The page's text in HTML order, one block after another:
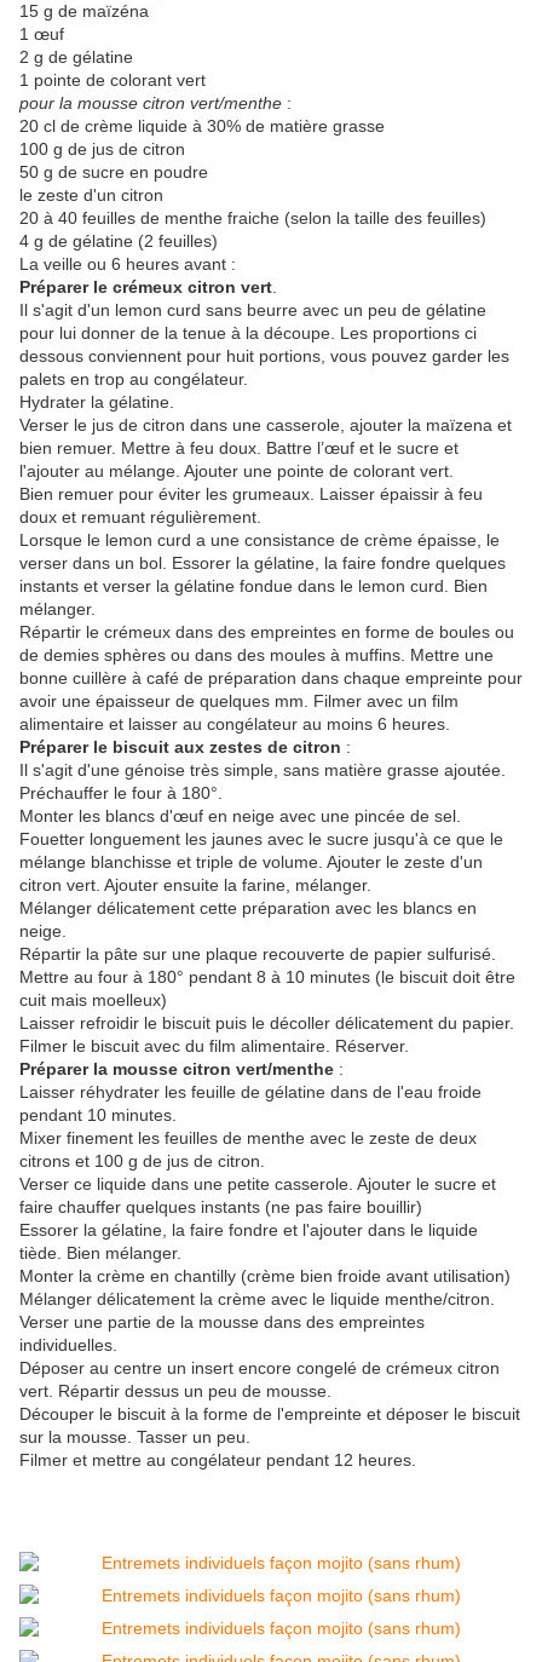
15 g de maïzéna
1 œuf
2 g de gélatine
1 pointe de colorant vert
pour la mousse citron vert/menthe :
20 cl de crème liquide à 30% de matière grasse
100 g de jus de citron
50 g de sucre en poudre
le zeste d'un citron
20 à 40 feuilles de menthe fraiche (selon la taille des feuilles)
4 g de gélatine (2 feuilles)
La veille ou 6 heures avant :
Préparer le crémeux citron vert
Il s'agit d'un lemon curd sans beurre avec un peu de gélatine
pour lui donner de la tenue à la découpe. Les proportions ci
dessous conviennent pour huit portions, vous pouvez garder les
palets en trop au congélateur.
Hydrater la gélatine.
Verser le jus de citron dans une casserole, ajouter la maïzena et
bien remuer. Mettre à feu doux. Battre l’œuf et le sucre et
l'ajouter au mélange. Ajouter une pointe de colorant vert.
Bien remuer pour éviter les grumeaux. Laisser épaissir à feu
doux et remuant régulièrement.
Lorsque le lemon curd a une consistance de crème épaisse, le
verser dans un bol. Essorer la gélatine, la faire fondre quelques
instants et verser la gélatine fondue dans le lemon curd. Bien
mélanger.
Répartir le crémeux dans des empreintes en forme de boules ou
de demies sphères ou dans des moules à muffins. Mettre une
bonne cuillère à café de préparation dans chaque empreinte pour
avoir une épaisseur de quelques mm. Filmer avec un film
alimentaire et laisser au congélateur au moins 6 heures.
Préparer le biscuit aux zestes de citron :
Il s'agit d'une génoise très simple, sans matière grasse ajoutée.
Préchauffer le four à 180°.
Monter les blancs d'œuf en neige avec une pincée de sel.
Fouetter longuement les jaunes avec le sucre jusqu'à ce que le
mélange blanchisse et triple de volume. Ajouter le zeste d'un
citron vert. Ajouter ensuite la farine, mélanger.
Mélanger délicatement cette préparation avec les blancs en
neige.
Répartir la pâte sur une plaque recouverte de papier sulfurisé.
Mettre au four à 180° pendant 8 à 10 minutes (le biscuit doit être
cuit mais moelleux)
Laisser refroidir le biscuit puis le décoller délicatement du papier.
Filmer le biscuit avec du film alimentaire. Réserver.
Préparer la mousse citron vert/menthe :
Laisser réhydrater les feuille de gélatine dans de l'eau froide
pendant 10 minutes.
Mixer finement les feuilles de menthe avec le zeste de deux
citrons et 100 g de jus de citron.
Verser ce liquide dans une petite casserole. Ajouter le sucre et
faire chauffer quelques instants (ne pas faire bouillir)
Essorer la gélatine, la faire fondre et l'ajouter dans le liquide
tiède. Bien mélanger.
Monter la crème en chantilly (crème bien froide avant utilisation)
Mélanger délicatement la crème avec le liquide menthe/citron.
Verser une partie de la mousse dans des empreintes
individuelles.
Déposer au centre un insert encore congelé de crémeux citron
vert. Répartir dessus un peu de mousse.
Découper le biscuit à la forme de l'empreinte et déposer le biscuit
sur la mousse. Tasser un peu.
Filmer et mettre au congélateur pendant 12 heures.